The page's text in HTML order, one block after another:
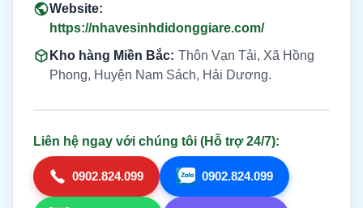
Website:
https://nhavesinhdidonggiare.com/
Kho hàng Miền Bắc: Thôn Vạn Tải, Xã Hồng
Phong, Huyện Nam Sách, Hải Dương.
Liên hệ ngay với chúng tôi (Hỗ trợ 24/7):
0902.824.099 0902.824.099